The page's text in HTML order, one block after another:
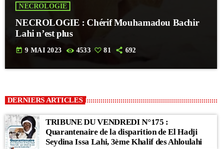
NECROLOGIE
NECROLOGIE : Chérif Mouhamadou Bachir
Lahi n’est plus
today 9 MAI 2023 4533 81 692
DERNIERS ARTICLES
TRIBUNE DU VENDREDI N°175 :
Quarantenaire de la disparition de El Hadji
Seydina Issa Lahi, 3ème Khalif des Ahloulahi